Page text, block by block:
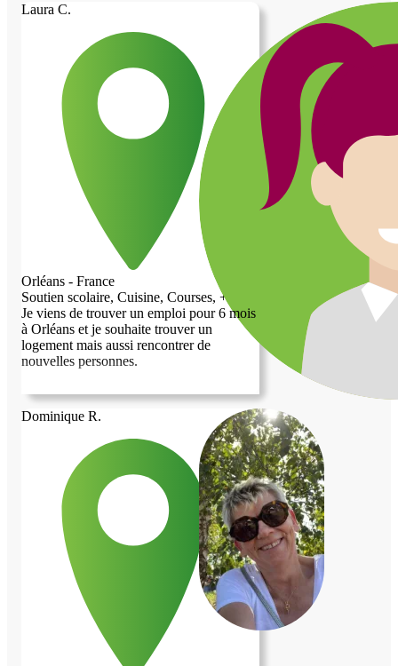
toit sur la tête pour ma chienne et moi. (Je
ne peux sélectionner que cinq services
maximum, mais je peux en faire bien
plus.) Je rechercherai du travail une fois
logé. Je suis sportif et ne suis pas contre
donner quelques conseils si nécessaire. Je
vous remercie infiniment.
Laura C.
Orléans - France
Soutien scolaire, Cuisine, Courses, +1...
Je viens de trouver un emploi pour 6 mois
à Orléans et je souhaite trouver un
logement mais aussi rencontrer de
nouvelles personnes.
Dominique R.